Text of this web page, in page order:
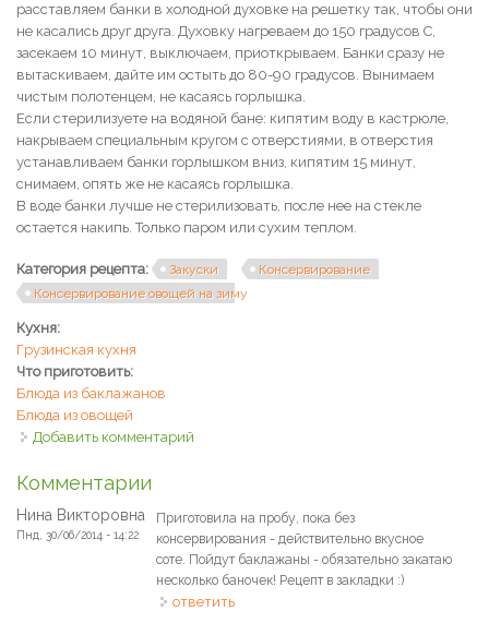
расставляем банки в холодной духовке на решетку так, чтобы они
не касались друг друга. Духовку нагреваем до 150 градусов С,
засекаем 10 минут, выключаем, приоткрываем. Банки сразу не
вытаскиваем, дайте им остыть до 80-90 градусов. Вынимаем
чистым полотенцем, не касаясь горлышка.
Если стерилизуете на водяной бане: кипятим воду в кастрюле,
накрываем специальным кругом с отверстиями, в отверстия
устанавливаем банки горлышком вниз, кипятим 15 минут,
снимаем, опять же не касаясь горлышка.
В воде банки лучше не стерилизовать, после нее на стекле
остается накипь. Только паром или сухим теплом.
Категория рецепта: Закуски
Консервирование
Консервирование овощей на зиму
Кухня:
Грузинская кухня
Что приготовить:
Блюда из баклажанов
Блюда из овощей
Добавить комментарий
Комментарии
Нина Викторовна
Пнд, 30/06/2014 - 14:22
Приготовила на пробу, пока без
консервирования - действительно вкусное
соте. Пойдут баклажаны - обязательно закатаю
несколько баночек! Рецепт в закладки :)
ответить